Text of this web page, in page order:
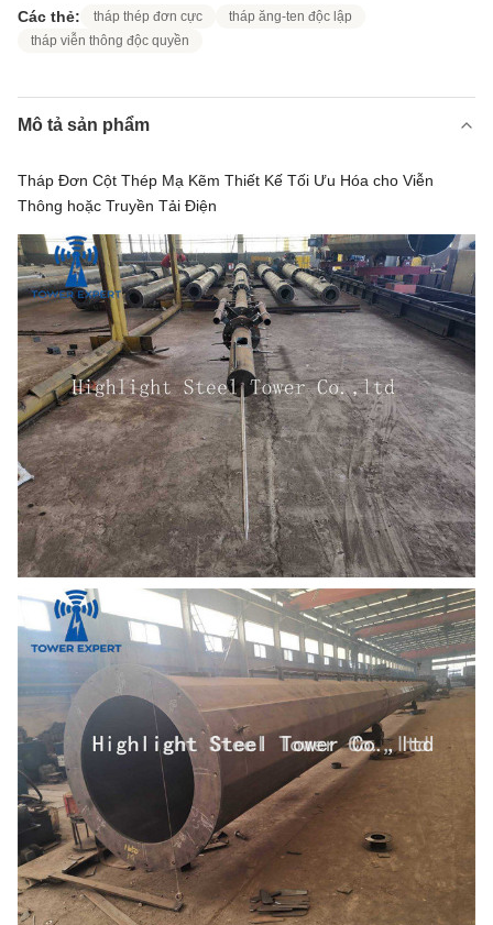
Các thẻ: tháp thép đơn cực
tháp ăng-ten độc lập
tháp viễn thông độc quyền
Mô tả sản phẩm
Tháp Đơn Cột Thép Mạ Kẽm Thiết Kế Tối Ưu Hóa cho Viễn
Thông hoặc Truyền Tải Điện